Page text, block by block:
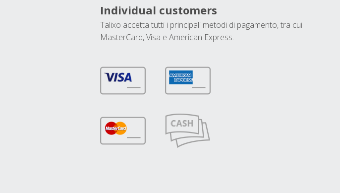
Individual customers
Talixo accetta tutti i principali metodi di pagamento, tra cui
MasterCard, Visa e American Express.